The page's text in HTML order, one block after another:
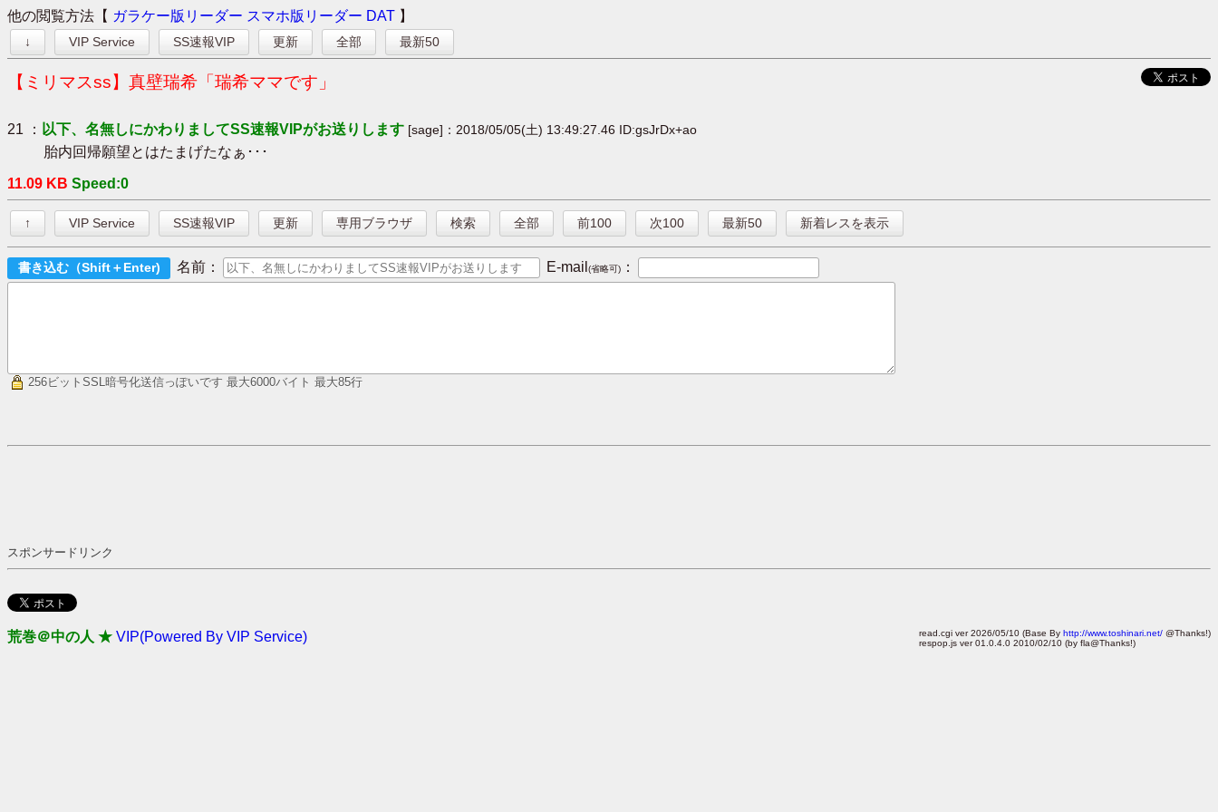
他の閲覧方法【 ガラケー版リーダー スマホ版リーダー DAT 】
↓ VIP Service SS速報VIP 更新 全部 最新50
【ミリマスss】真壁瑞希「瑞希ママです」
21 ： 以下、名無しにかわりましてSS速報VIPがお送りします [sage]：2018/05/05(土) 13:49:27.46 ID:gsJrDx+ao
胎内回帰願望とはたまげたなぁ･･･
11.09 KB Speed:0
↑ VIP Service SS速報VIP 更新 専用ブラウザ 検索 全部 前100 次100 最新50 新着レスを表示
名前： E-mail (省略可) ：
256ビットSSL暗号化送信っぽいです 最大6000バイト 最大85行
スポンサードリンク
荒巻＠中の人 ★ VIP(Powered By VIP Service) read.cgi ver 2026/05/10 (Base By http://www.toshinari.net/ @Thanks!)
respop.js ver 01.0.4.0 2010/02/10 (by fla@Thanks!)